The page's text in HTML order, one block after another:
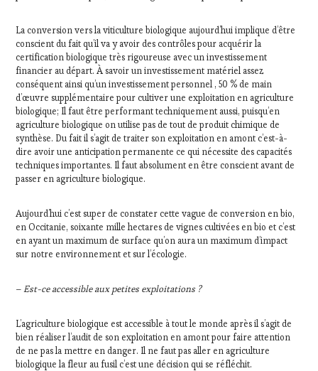
La conversion vers la viticulture biologique aujourd’hui implique d’être
conscient du fait qu’il va y avoir des contrôles pour acquérir la
certification biologique très rigoureuse avec un investissement
financier au départ. À savoir un investissement matériel assez
conséquent ainsi qu’un investissement personnel , 50 % de main
d’œuvre supplémentaire pour cultiver une exploitation en agriculture
biologique; Il faut être performant techniquement aussi, puisqu’en
agriculture biologique on utilise pas de tout de produit chimique de
synthèse. Du fait il s’agit de traiter son exploitation en amont c’est-à-
dire avoir une anticipation permanente ce qui nécessite des capacités
techniques importantes. Il faut absolument en être conscient avant de
passer en agriculture biologique.
Aujourd’hui c’est super de constater cette vague de conversion en bio,
en Occitanie, soixante mille hectares de vignes cultivées en bio et c’est
en ayant un maximum de surface qu’on aura un maximum d’impact
sur notre environnement et sur l’écologie.
–Est-ce accessible aux petites exploitations ?
L’agriculture biologique est accessible à tout le monde après il s’agit de
bien réaliser l’audit de son exploitation en amont pour faire attention
de ne pas la mettre en danger. Il ne faut pas aller en agriculture
biologique la fleur au fusil c’est une décision qui se réfléchit.